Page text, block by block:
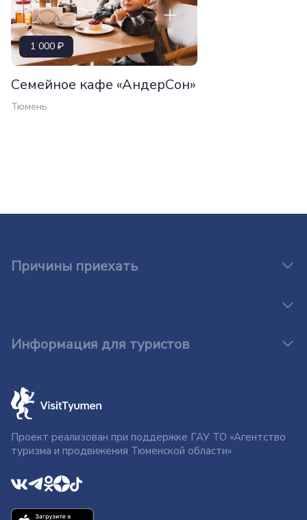
1 000
Семейное кафе «АндерСон»
Тюмень
Причины приехать
Информация для туристов
Проект реализован при поддержке ГАУ ТО «Агентство
туризма и продвижения Тюменской области»